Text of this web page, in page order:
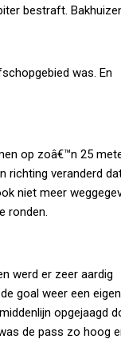
bestraft.
was. En
op zoâ€™n 25
richting veranderd
niet meer
ronden.
werd er zeer aardig
goal weer een eigen
opgejaagd
de pass zo hoog